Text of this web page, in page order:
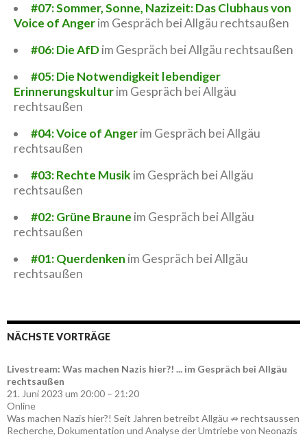
#07: Sommer, Sonne, Nazizeit: Das Clubhaus von
Voice of Angerim Gespräch bei Allgäu rechtsaußen
#06: Die AfDim Gespräch bei Allgäu rechtsaußen
#05: Die Notwendigkeit lebendiger
Erinnerungskulturim Gespräch bei Allgäu
rechtsaußen
#04: Voice of Angerim Gespräch bei Allgäu
rechtsaußen
#03: Rechte Musik im Gespräch bei Allgäu
rechtsaußen
#02: Grüne Braune im Gespräch bei Allgäu
rechtsaußen
#01: Querdenken im Gespräch bei Allgäu
rechtsaußen
NÄCHSTE VORTRÄGE
Livestream: Was machen Nazis hier?! ... im Gespräch bei Allgäu
rechtsaußen
21. Juni 2023 um 20:00 – 21:20
Online
Was machen Nazis hier?! Seit Jahren betreibt Allgäu ⇏ rechtsaussen
Recherche, Dokumentation und Analyse der Umtriebe von Neonazis